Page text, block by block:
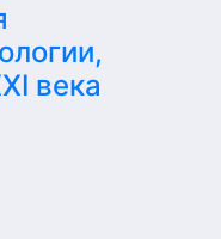
века